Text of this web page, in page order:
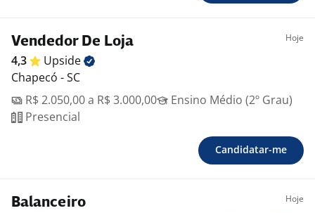
Vendedor De Loja Hoje
4,3
Upside
Chapecó - SC
R$ 2.050,00 a R$ 3.000,00
Ensino Médio (2º Grau)
Presencial
Candidatar-me
Balanceiro Hoje